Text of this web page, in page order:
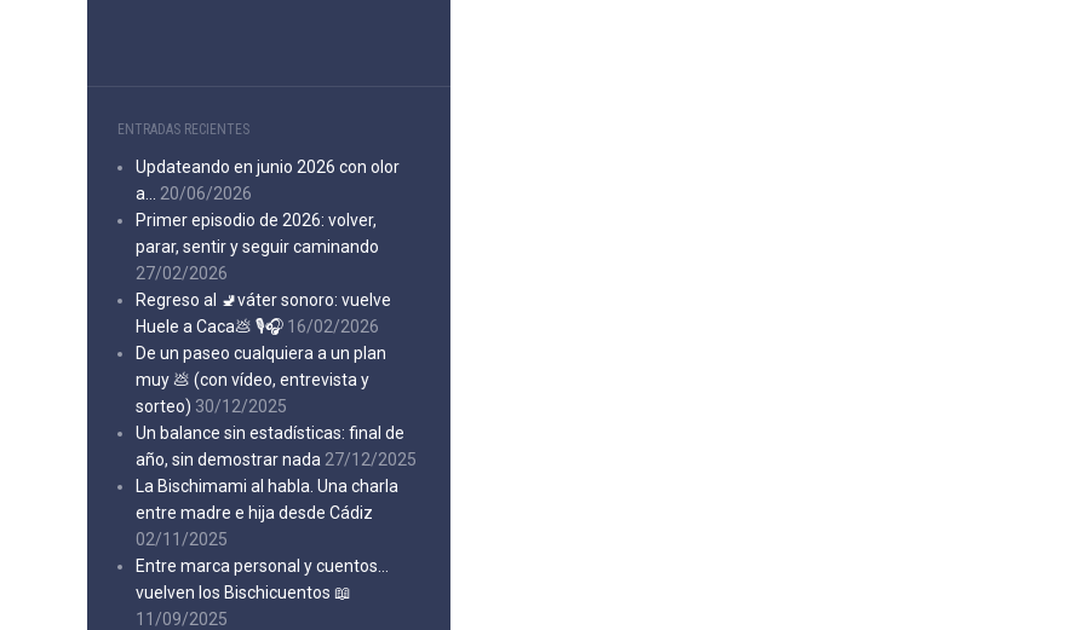
ENTRADAS RECIENTES
Updateando en junio 2026 con olor
a…
20/06/2026
Primer episodio de 2026: volver,
parar, sentir y seguir caminando
27/02/2026
Regreso al 🚽váter sonoro: vuelve
Huele a Caca💩 🎙️🎧 16/02/2026
De un paseo cualquiera a un plan
muy 💩 (con vídeo, entrevista y
sorteo) 30/12/2025
Un balance sin estadísticas: final de
año, sin demostrar nada 27/12/2025
La Bischimami al habla. Una charla
entre madre e hija desde Cádiz
02/11/2025
Entre marca personal y cuentos…
vuelven los Bischicuentos 📖
11/09/2025